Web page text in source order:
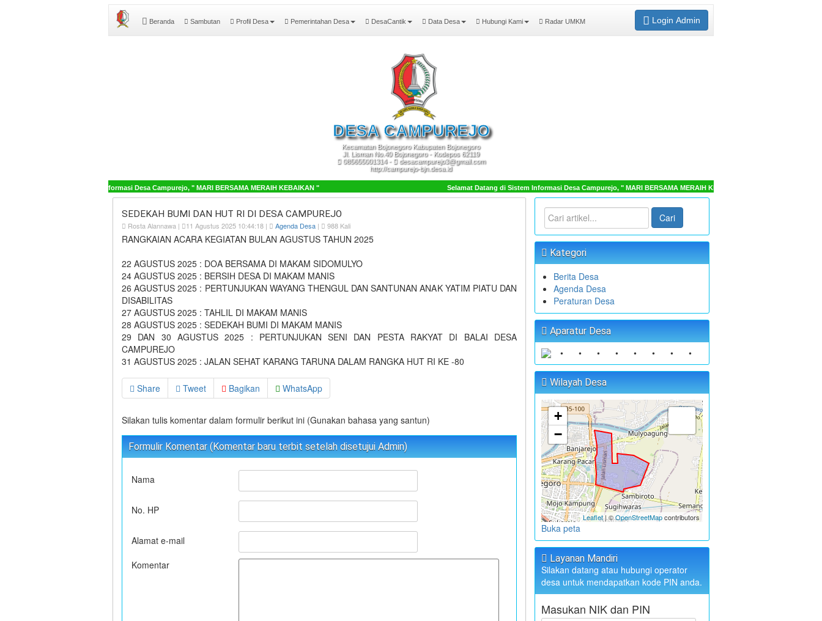
Beranda Sambutan Profil Desa Pemerintahan Desa DesaCantik Data Desa Hubungi Kami Radar UMKM Login Admin
DESACAMPUREJO
Kecamatan Bojonegoro Kabupaten Bojonegoro
Jl. Lisman No.40 Bojonegoro - Kodepos 62119
085655001314 -
desacampurejo3@gmail.com
http://campurejo-bjn.desa.id
Selamat Datang di Sistem Informasi Desa Campurejo, " MARI BERSAMA MERAIH KEBAIKAN " Selamat Datang di Sistem Informasi Desa Campurejo, " MARI BERSAMA MERAIH KEBAIKAN "
SEDEKAH BUMI DAN HUT RI DI DESA CAMPUREJO
Rosta Alannawa | 11 Agustus 2025 10:44:18 | Agenda Desa | 988 Kali
RANGKAIAN ACARA KEGIATAN BULAN AGUSTUS TAHUN 2025
22 AGUSTUS 2025 : DOA BERSAMA DI MAKAM SIDOMULYO
24 AGUSTUS 2025 : BERSIH DESA DI MAKAM MANIS
26 AGUSTUS 2025 : PERTUNJUKAN WAYANG THENGUL DAN SANTUNAN ANAK YATIM PIATU DAN
DISABILITAS
27 AGUSTUS 2025 : TAHLIL DI MAKAM MANIS
28 AGUSTUS 2025 : SEDEKAH BUMI DI MAKAM MANIS
29 DAN 30 AGUSTUS 2025 : PERTUNJUKAN SENI DAN PESTA RAKYAT DI BALAI DESA
CAMPUREJO
31 AGUSTUS 2025 : JALAN SEHAT KARANG TARUNA DALAM RANGKA HUT RI KE -80
Share Tweet Bagikan WhatsApp
Silakan tulis komentar dalam formulir berikut ini (Gunakan bahasa yang santun)
Formulir Komentar (Komentar baru terbit setelah disetujui Admin)
Nama
No. HP
Alamat e-mail
Komentar
Cari
Kategori
Berita Desa
Agenda Desa
Peraturan Desa
Aparatur Desa
• • • • • • • •
Wilayah Desa
+
−
Leaflet| ©OpenStreetMapcontributors
Buka peta
Layanan Mandiri
Silakan datang atau hubungi operator
desa untuk mendapatkan kode PIN anda.
Masukan NIK dan PIN